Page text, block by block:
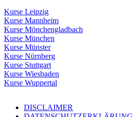
Kurse Leipzig
Kurse Mannheim
Kurse Mönchengladbach
Kurse München
Kurse Münster
Kurse Nürnberg
Kurse Stuttgart
Kurse Wiesbaden
Kurse Wuppertal
DISCLAIMER